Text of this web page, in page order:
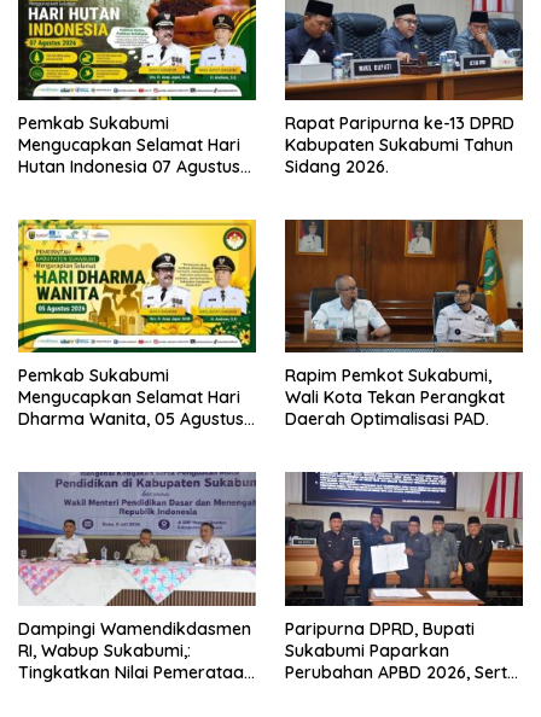
Pemkab Sukabumi
Mengucapkan Selamat Hari
Hutan Indonesia 07 Agustus
Rapat Paripurna ke-13 DPRD
Kabupaten Sukabumi Tahun
Sidang 2026.
Pemkab Sukabumi
Mengucapkan Selamat Hari
Dharma Wanita, 05 Agustus
Rapim Pemkot Sukabumi,
Wali Kota Tekan Perangkat
Daerah Optimalisasi PAD.
Dampingi Wamendikdasmen
RI, Wabup Sukabumi,:
Tingkatkan Nilai Pemerataan
Paripurna DPRD, Bupati
Sukabumi Paparkan
Perubahan APBD 2026, Serta